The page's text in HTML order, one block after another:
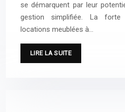
se démarquent par leur
gestion simplifiée. La forte
locations meublées à…
LIRE LA SUITE